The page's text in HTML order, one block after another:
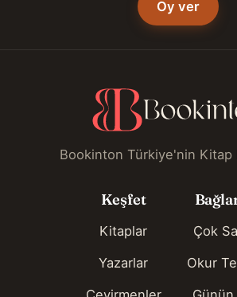
Oy ver
Bookinton Türkiye'nin Kitap
Keşfet
Kitaplar
Yazarlar
Çok
Okur